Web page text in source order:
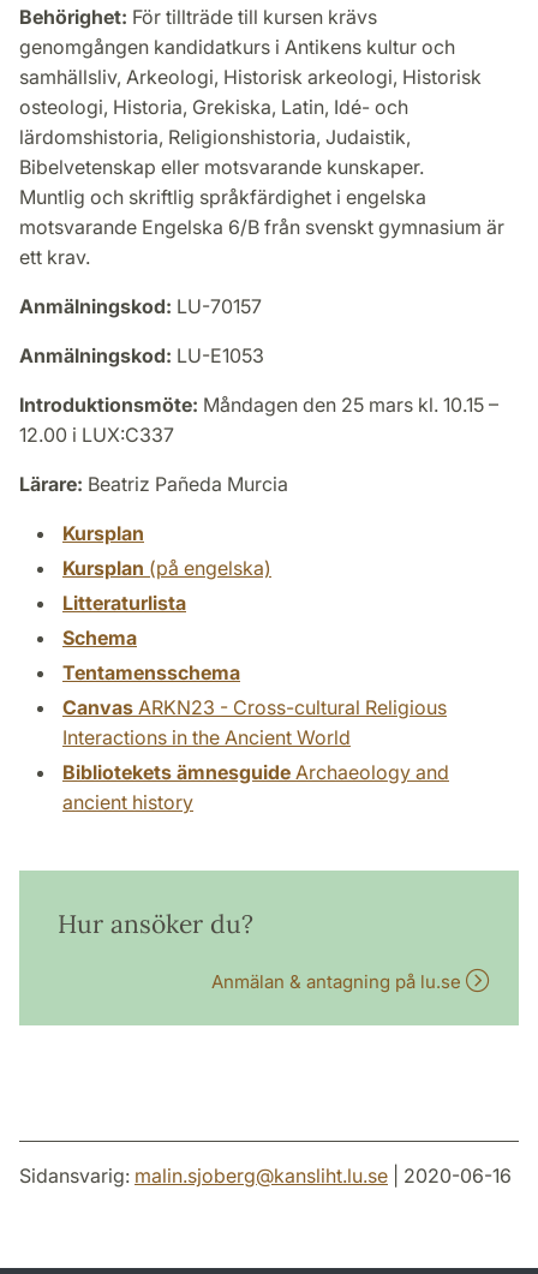
Behörighet: För tillträde till kursen krävs
genomgången kandidatkurs i Antikens kultur och
samhällsliv, Arkeologi, Historisk arkeologi, Historisk
osteologi, Historia, Grekiska, Latin, Idé- och
lärdomshistoria, Religionshistoria, Judaistik,
Bibelvetenskap eller motsvarande kunskaper.
Muntlig och skriftlig språkfärdighet i engelska
motsvarande Engelska 6/B från svenskt gymnasium är
ett krav.
Anmälningskod: LU-70157
Anmälningskod: LU-E1053
Introduktionsmöte: Måndagen den 25 mars kl. 10.15 –
12.00 i LUX:C337
Lärare: Beatriz Pañeda Murcia
Kursplan
Kursplan (på engelska)
Litteraturlista
Schema
Tentamensschema
Canvas ARKN23 - Cross-cultural Religious
Interactions in the Ancient World
Bibliotekets ämnesguide Archaeology and
ancient history
Hur ansöker du?
Anmälan & antagning på lu.se
Sidansvarig: malin.sjoberg@kansliht.lu.se | 2020-06-16